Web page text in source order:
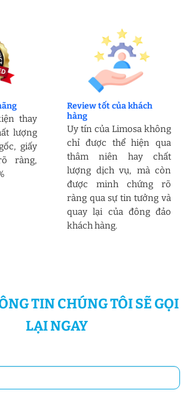
thay
lượng
giấy
ràng,
Review tốt của khách
hàng
Uy tín của Limosa không
chỉ được thể hiện qua
thâm niên hay chất
lượng dịch vụ, mà còn
được minh chứng rõ
ràng qua sự tin tưởng và
quay lại của đông đảo
khách hàng.
TIN CHÚNG TÔI SẼ GỌI
LẠI NGAY